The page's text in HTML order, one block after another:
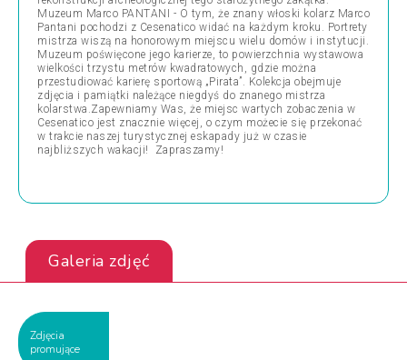
Muzeum Marco PANTANI - O tym, że znany włoski kolarz Marco
Pantani pochodzi z Cesenatico widać na każdym kroku. Portrety
mistrza wiszą na honorowym miejscu wielu domów i instytucji.
Muzeum poświęcone jego karierze, to powierzchnia wystawowa
wielkości trzystu metrów kwadratowych, gdzie można
przestudiować karierę sportową „Pirata”. Kolekcja obejmuje
zdjęcia i pamiątki należące niegdyś do znanego mistrza
kolarstwa.Zapewniamy Was, że miejsc wartych zobaczenia w
Cesenatico jest znacznie więcej, o czym możecie się przekonać
w trakcie naszej turystycznej eskapady już w czasie
najbliższych wakacji! Zapraszamy!
Galeria zdjęć
Zdjęcia
promujące